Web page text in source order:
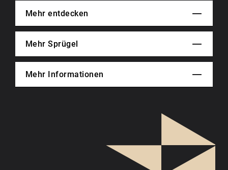
Mehr entdecken
Mehr Sprügel
Mehr Informationen